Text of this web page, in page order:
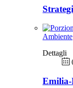
Ambiente
Dettagli
Emilia-